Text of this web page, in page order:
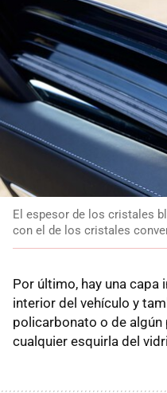
El espesor de los cristales
con el de los cristales
Por último, hay una capa
interior del vehículo y
policarbonato o de
cualquier esquirla del